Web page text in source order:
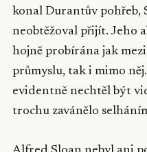
konal Durantův pohřeb,
neobtěžoval přijít. Jeho
hojně probírána jak
průmyslu, tak i mimo
evidentně nechtěl být
trochu zavánělo